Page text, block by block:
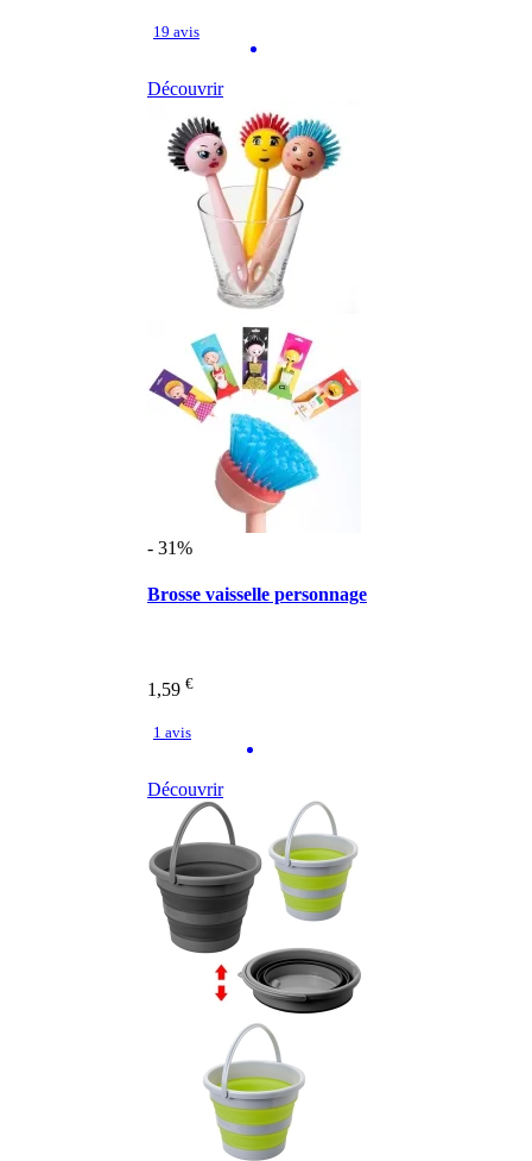
19 avis
Découvrir
- 31%
Brosse vaisselle personnage
1,59 €
1 avis
Découvrir